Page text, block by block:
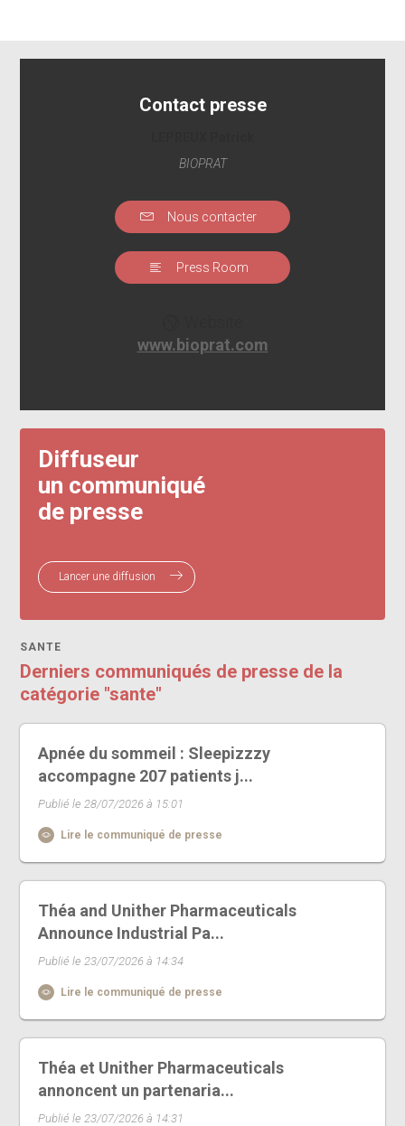
Contact presse
BIOPRAT
Nous contacter
Press Room
www.bioprat.com
Diffuseur
un communiqué
de presse
Lancer une diffusion
SANTE
Derniers communiqués de presse de la
catégorie "sante"
Apnée du sommeil : Sleepizzzy
accompagne 207 patients j...
Publié le 28/07/2026 à 15:01
Lire le communiqué de presse
Théa and Unither Pharmaceuticals
Announce Industrial Pa...
Publié le 23/07/2026 à 14:34
Lire le communiqué de presse
Théa et Unither Pharmaceuticals
annoncent un partenaria...
Publié le 23/07/2026 à 14:31